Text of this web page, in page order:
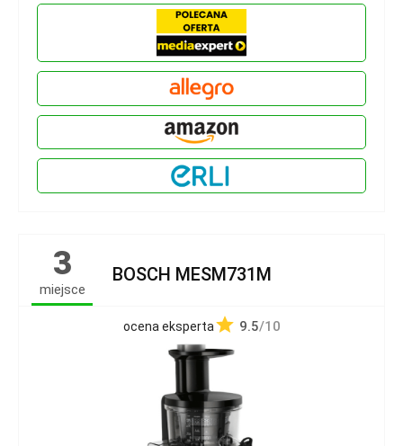
3
miejsce
BOSCH MESM731M
ocena eksperta 9.5/10